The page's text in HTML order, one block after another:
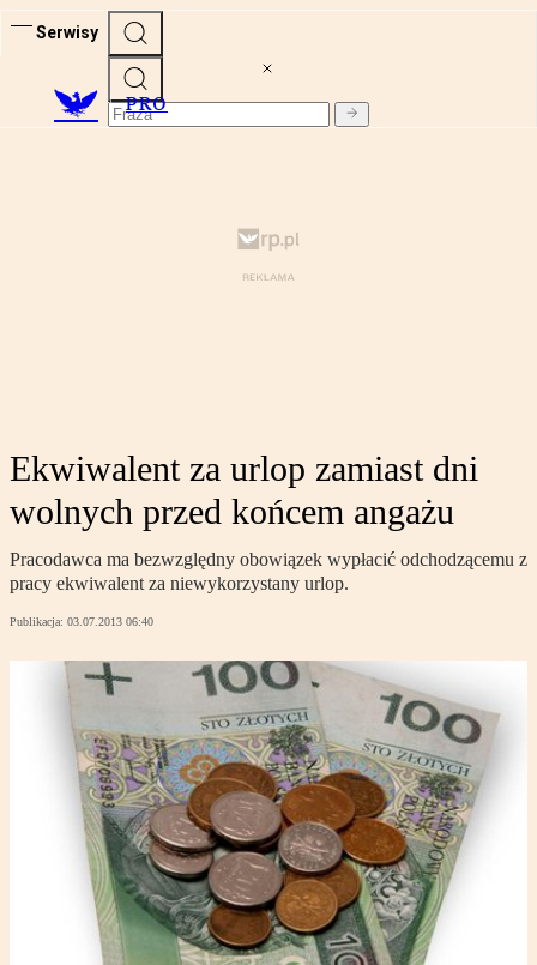
Serwisy
PRO
Ekwiwalent za urlop zamiast dni
wolnych przed końcem angażu
Pracodawca ma bezwzględny obowiązek wypłacić odchodzącemu z
pracy ekwiwalent za niewykorzystany urlop.
Publikacja: 03.07.2013 06:40